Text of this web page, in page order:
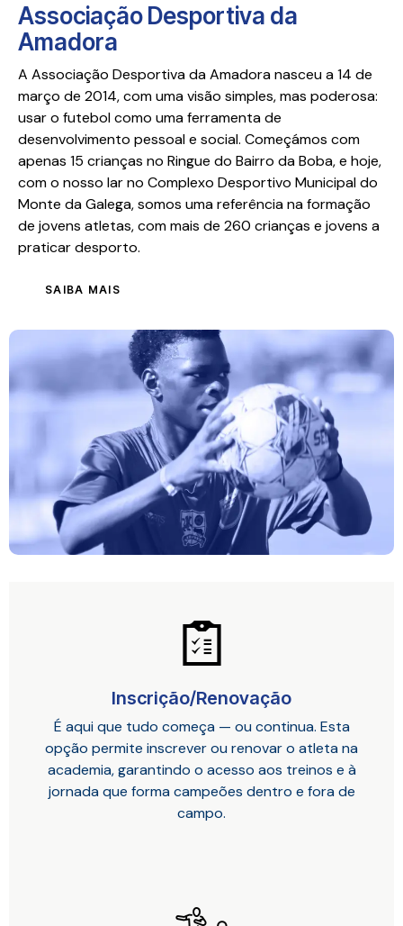
Associação Desportiva da
Amadora
A Associação Desportiva da Amadora nasceu a 14 de
março de 2014, com uma visão simples, mas poderosa:
usar o futebol como uma ferramenta de
desenvolvimento pessoal e social. Começámos com
apenas 15 crianças no Ringue do Bairro da Boba, e hoje,
com o nosso lar no Complexo Desportivo Municipal do
Monte da Galega, somos uma referência na formação
de jovens atletas, com mais de 260 crianças e jovens a
praticar desporto.
SAIBA MAIS
Inscrição/Renovação
É aqui que tudo começa — ou continua. Esta
opção permite inscrever ou renovar o atleta na
academia, garantindo o acesso aos treinos e à
jornada que forma campeões dentro e fora de
campo.